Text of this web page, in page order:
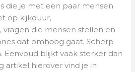
die je met een paar mensen
op kijkduur,
die mensen stellen en
dat omhoog gaat. Scherp
Eenvoud blijkt vaak sterker dan
artikel hierover vind je in